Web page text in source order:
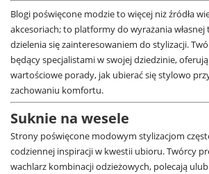
Blogi poświęcone modzie to więcej niż źródła
akcesoriach; to platformy do wyrażania własnej
dzielenia się zainteresowaniem do stylizacji.
będący specjalistami w swojej dziedzinie,
wartościowe porady, jak ubierać się stylowo
zachowaniu komfortu.
Suknie na wesele
Strony poświęcone modowym stylizacjom
codziennej inspiracji w kwestii ubioru. Twórcy
wachlarz kombinacji odzieżowych, polecają